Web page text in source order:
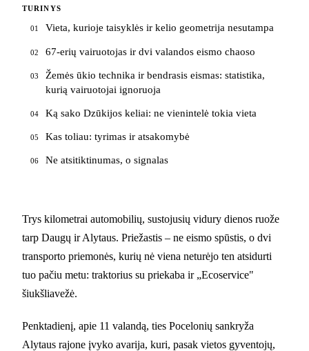
TURINYS
01 Vieta, kurioje taisyklės ir kelio geometrija nesutampa
02 67-erių vairuotojas ir dvi valandos eismo chaoso
03
Žemės ūkio technika ir bendrasis eismas: statistika,
kurią vairuotojai ignoruoja
04 Ką sako Dzūkijos keliai: ne vienintelė tokia vieta
05 Kas toliau: tyrimas ir atsakomybė
06 Ne atsitiktinumas, o signalas
Trys kilometrai automobilių, sustojusių vidury dienos ruože
tarp Daugų ir Alytaus. Priežastis – ne eismo spūstis, o dvi
transporto priemonės, kurių nė viena neturėjo ten atsidurti
tuo pačiu metu: traktorius su priekaba ir „Ecoservice"
šiukšliavežė.
Penktadienį, apie 11 valandą, ties Pocelonių sankryža
Alytaus rajone įvyko avarija, kuri, pasak vietos gyventojų,